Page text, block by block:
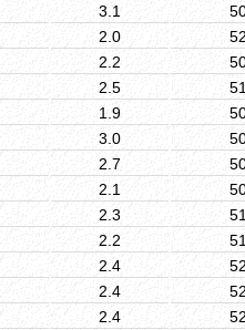
3.1
2.0
2.2
2.5
1.9
3.0
2.7
2.1
2.3
2.2
2.4
2.4
2.4